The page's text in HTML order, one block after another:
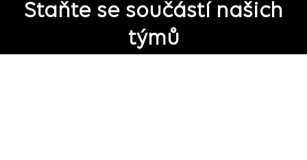
Staňte se součástí našich
týmů